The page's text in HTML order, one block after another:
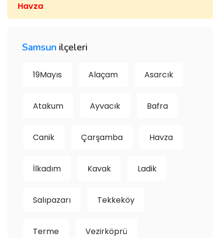
Havza
Samsun ilçeleri
19Mayıs Alaçam Asarcık
Atakum Ayvacık Bafra
Canik Çarşamba Havza
İlkadım Kavak Ladik
Salıpazarı Tekkeköy
Terme Vezirköprü